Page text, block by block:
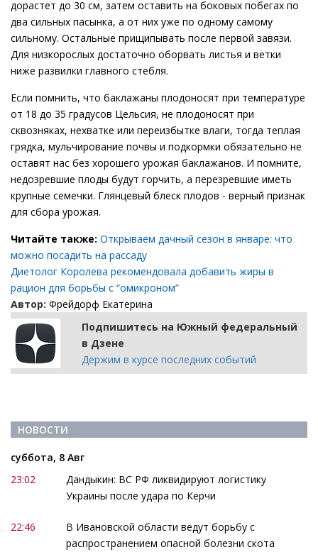
дорастет до 30 см, затем оставить на боковых побегах по
два сильных пасынка, а от них уже по одному самому
сильному. Остальные прищипывать после первой завязи.
Для низкорослых достаточно оборвать листья и ветки
ниже развилки главного стебля.
Если помнить, что баклажаны плодоносят при температуре
от 18 до 35 градусов Цельсия, не плодоносят при
сквозняках, нехватке или переизбытке влаги, тогда теплая
грядка, мульчирование почвы и подкормки обязательно не
оставят нас без хорошего урожая баклажанов. И помните,
недозревшие плоды будут горчить, а перезревшие иметь
крупные семечки. Глянцевый блеск плодов - верный признак
для сбора урожая.
Читайте также: Открываем дачный сезон в январе: что
можно посадить на рассаду
Диетолог Королева рекомендовала добавить жиры в
рацион для борьбы с “омикроном”
Автор: Фрейдорф Екатерина
Подпишитесь на Южный федеральный
в Дзене
Держим в курсе последних событий
НОВОСТИ
суббота, 8 Авг
23:02
Дандыкин: ВС РФ ликвидируют логистику
Украины после удара по Керчи
22:46
В Ивановской области ведут борьбу с
распространением опасной болезни скота